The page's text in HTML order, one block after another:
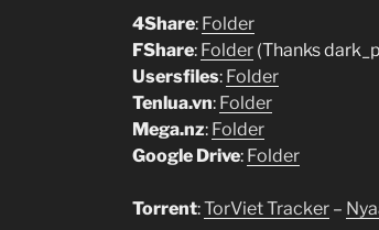
4Share: Folder
FShare: Folder (Thanks
Usersfiles: Folder
Tenlua.vn: Folder
Mega.nz: Folder
Google Drive: Folder
Torrent:TorViet Tracker –